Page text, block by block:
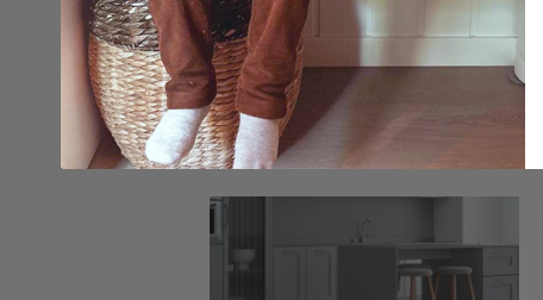
Kontaktpapir - Tre-design /
Selvklebende
kr 1 231,00